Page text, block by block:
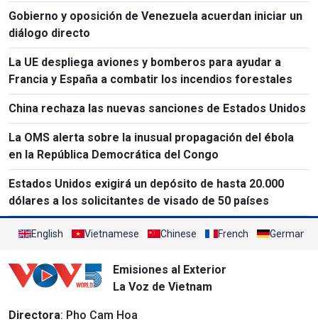
Gobierno y oposición de Venezuela acuerdan iniciar un
diálogo directo
La UE despliega aviones y bomberos para ayudar a
Francia y España a combatir los incendios forestales
China rechaza las nuevas sanciones de Estados Unidos
La OMS alerta sobre la inusual propagación del ébola
en la República Democrática del Congo
Estados Unidos exigirá un depósito de hasta 20.000
dólares a los solicitantes de visado de 50 países
English Vietnamese Chinese French German
Emisiones al Exterior
La Voz de Vietnam
Directora: Pho Cam Hoa